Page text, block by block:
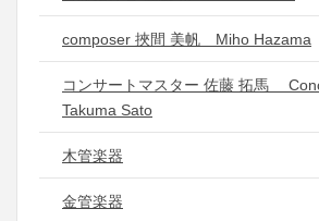
composer 挾間 美帆 Miho Hazama
コンサートマスター 佐藤 拓馬
Takuma Sato
木管楽器
金管楽器